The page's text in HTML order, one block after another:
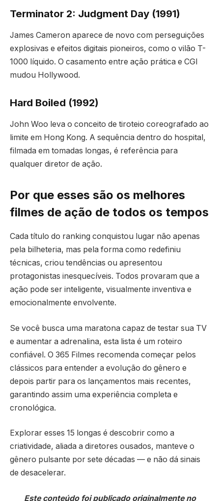
Terminator 2: Judgment Day (1991)
James Cameron aparece de novo com perseguições
explosivas e efeitos digitais pioneiros, como o vilão T-
1000 líquido. O casamento entre ação prática e CGI
mudou Hollywood.
Hard Boiled (1992)
John Woo leva o conceito de tiroteio coreografado ao
limite em Hong Kong. A sequência dentro do hospital,
filmada em tomadas longas, é referência para
qualquer diretor de ação.
Por que esses são os melhores
filmes de ação de todos os tempos
Cada título do ranking conquistou lugar não apenas
pela bilheteria, mas pela forma como redefiniu
técnicas, criou tendências ou apresentou
protagonistas inesquecíveis. Todos provaram que a
ação pode ser inteligente, visualmente inventiva e
emocionalmente envolvente.
Se você busca uma maratona capaz de testar sua TV
e aumentar a adrenalina, esta lista é um roteiro
confiável. O 365 Filmes recomenda começar pelos
clássicos para entender a evolução do gênero e
depois partir para os lançamentos mais recentes,
garantindo assim uma experiência completa e
cronológica.
Explorar esses 15 longas é descobrir como a
criatividade, aliada a diretores ousados, manteve o
gênero pulsante por sete décadas — e não dá sinais
de desacelerar.
Este conteúdo foi publicado originalmente no